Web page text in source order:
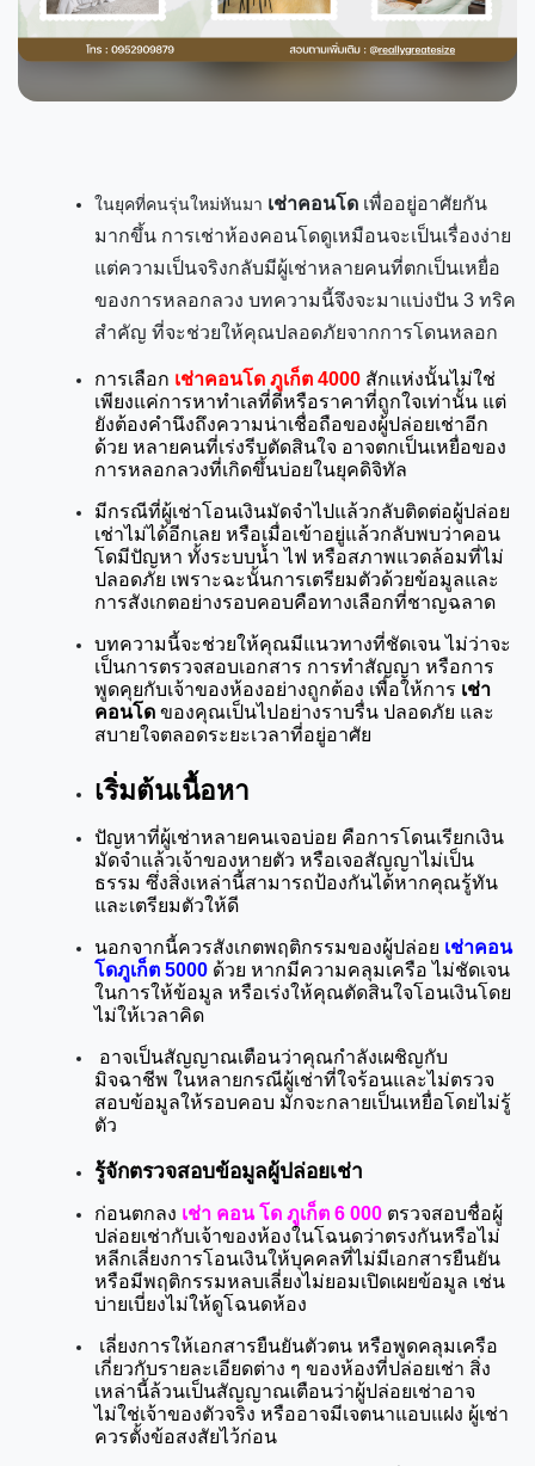
ในยุคที่คนรุ่นใหม่หันมา เช่าคอนโด เพื่ออยู่อาศัยกัน
มากขึ้น การเช่าห้องคอนโดดูเหมือนจะเป็นเรื่องง่าย
แต่ความเป็นจริงกลับมีผู้เช่าหลายคนที่ตกเป็นเหยื่อ
ของการหลอกลวง บทความนี้จึงจะมาแบ่งปัน 3 ทริค
สำคัญ ที่จะช่วยให้คุณปลอดภัยจากการโดนหลอก
การเลือก เช่าคอนโด ภูเก็ต 4000 สักแห่งนั้นไม่ใช่
เพียงแค่การหาทำเลที่ดีหรือราคาที่ถูกใจเท่านั้น แต่
ยังต้องคำนึงถึงความน่าเชื่อถือของผู้ปล่อยเช่าอีก
ด้วย หลายคนที่เร่งรีบตัดสินใจ อาจตกเป็นเหยื่อของ
การหลอกลวงที่เกิดขึ้นบ่อยในยุคดิจิทัล
มีกรณีที่ผู้เช่าโอนเงินมัดจำไปแล้วกลับติดต่อผู้ปล่อย
เช่าไม่ได้อีกเลย หรือเมื่อเข้าอยู่แล้วกลับพบว่าคอน
โดมีปัญหา ทั้งระบบน้ำ ไฟ หรือสภาพแวดล้อมที่ไม่
ปลอดภัย เพราะฉะนั้นการเตรียมตัวด้วยข้อมูลและ
การสังเกตอย่างรอบคอบคือทางเลือกที่ชาญฉลาด
บทความนี้จะช่วยให้คุณมีแนวทางที่ชัดเจน ไม่ว่าจะ
เป็นการตรวจสอบเอกสาร การทำสัญญา หรือการ
พูดคุยกับเจ้าของห้องอย่างถูกต้อง เพื่อให้การ เช่า
คอนโด ของคุณเป็นไปอย่างราบรื่น ปลอดภัย และ
สบายใจตลอดระยะเวลาที่อยู่อาศัย
เริ่มต้นเนื้อหา
ปัญหาที่ผู้เช่าหลายคนเจอบ่อย คือการโดนเรียกเงิน
มัดจำแล้วเจ้าของหายตัว หรือเจอสัญญาไม่เป็น
ธรรม ซึ่งสิ่งเหล่านี้สามารถป้องกันได้หากคุณรู้ทัน
และเตรียมตัวให้ดี
นอกจากนี้ควรสังเกตพฤติกรรมของผู้ปล่อย เช่าคอน
โดภูเก็ต 5000 ด้วย หากมีความคลุมเครือ ไม่ชัดเจน
ในการให้ข้อมูล หรือเร่งให้คุณตัดสินใจโอนเงินโดย
ไม่ให้เวลาคิด
อาจเป็นสัญญาณเตือนว่าคุณกำลังเผชิญกับ
มิจฉาชีพ ในหลายกรณีผู้เช่าที่ใจร้อนและไม่ตรวจ
สอบข้อมูลให้รอบคอบ มักจะกลายเป็นเหยื่อโดยไม่รู้
ตัว
รู้จักตรวจสอบข้อมูลผู้ปล่อยเช่า
ก่อนตกลง เช่า คอน โด ภูเก็ต 6 000 ตรวจสอบชื่อผู้
ปล่อยเช่ากับเจ้าของห้องในโฉนดว่าตรงกันหรือไม่
หลีกเลี่ยงการโอนเงินให้บุคคลที่ไม่มีเอกสารยืนยัน
หรือมีพฤติกรรมหลบเลี่ยงไม่ยอมเปิดเผยข้อมูล เช่น
บ่ายเบี่ยงไม่ให้ดูโฉนดห้อง
เลี่ยงการให้เอกสารยืนยันตัวตน หรือพูดคลุมเครือ
เกี่ยวกับรายละเอียดต่าง ๆ ของห้องที่ปล่อยเช่า สิ่ง
เหล่านี้ล้วนเป็นสัญญาณเตือนว่าผู้ปล่อยเช่าอาจ
ไม่ใช่เจ้าของตัวจริง หรืออาจมีเจตนาแอบแฝง ผู้เช่า
ควรตั้งข้อสงสัยไว้ก่อน